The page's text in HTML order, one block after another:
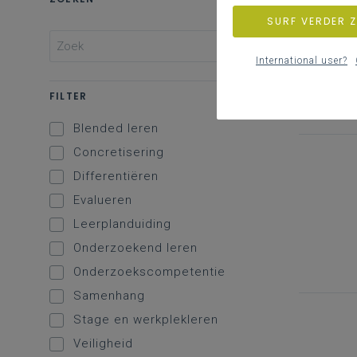
FILTER
Blended leren
Concretisering
Differentiëren
Evalueren
Leerplanduiding
Onderzoekend leren
Onderzoekscompetentie
Samenhang
Stage en werkplekleren
Veiligheid
SURF VERDER
International user?